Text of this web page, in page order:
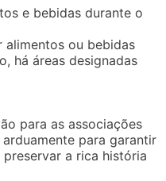
e bebidas durante o
alimentos ou bebidas
há áreas designadas
para as associações
para garantir
a rica história